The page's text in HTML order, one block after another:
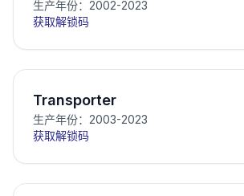
生产年份：2002-2023
获取解锁码
Transporter
生产年份：2003-2023
获取解锁码